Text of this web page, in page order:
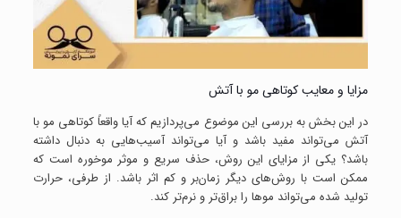
مزایا و معایب کوتاهی مو با آتش
در این بخش به بررسی این موضوع می‌پردازیم که آیا واقعاً کوتاهی مو با
آتش می‌تواند مفید باشد و آیا می‌تواند آسیب‌هایی به دنبال داشته
باشد؟ یکی از مزایای این روش، حذف سریع و موثر موخوره است که
ممکن است با روش‌های دیگر زمان‌بر و کم اثر باشد. از طرفی، حرارت
تولید شده می‌تواند موها را براق‌تر و نرم‌تر کند.